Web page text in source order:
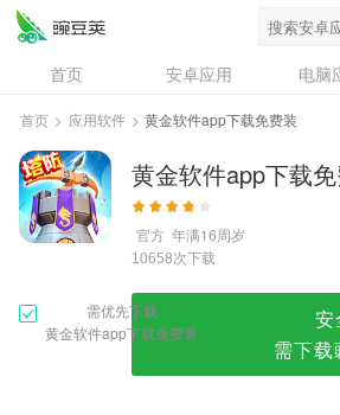
黄金软件app下载免费装
首页 安卓应用 电脑
资讯
专题
问答
首页 > 应用软件 > 黄金软件app下载免费装
黄金软件app下载
官方 年满16周岁
10658次下载
需优先下载
黄金软件app下载免费装
安
需下